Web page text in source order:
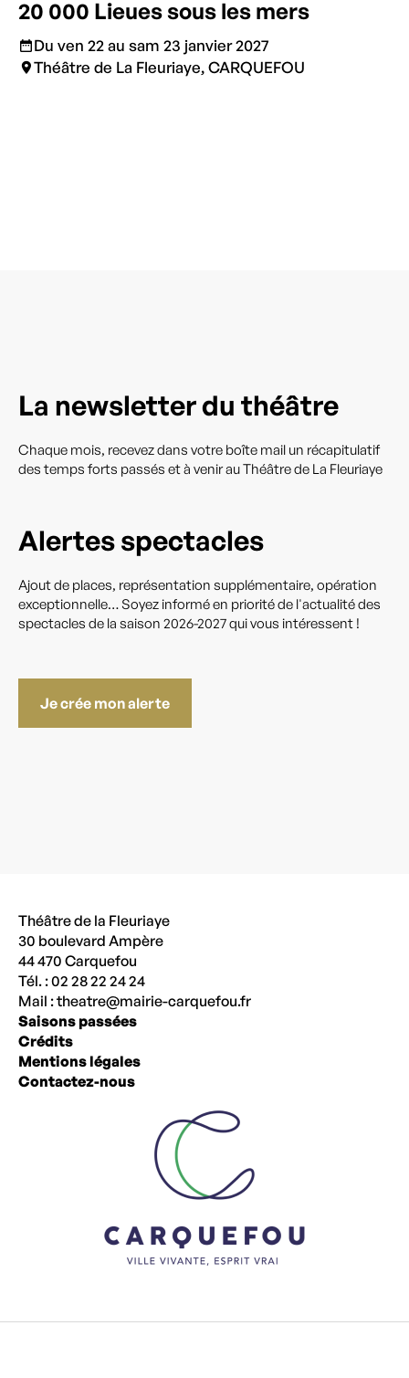
20 000 Lieues sous les mers
Du ven 22 au sam 23 janvier 2027
Théâtre de La Fleuriaye, CARQUEFOU
La newsletter du théâtre
Chaque mois, recevez dans votre boîte mail un récapitulatif
des temps forts passés et à venir au Théâtre de La Fleuriaye
Alertes spectacles
Ajout de places, représentation supplémentaire, opération
exceptionnelle… Soyez informé en priorité de l'actualité des
spectacles de la saison 2026-2027 qui vous intéressent !
Je crée mon alerte
Théâtre de la Fleuriaye
30 boulevard Ampère
44 470 Carquefou
Tél. : 02 28 22 24 24
Mail :theatre@mairie-carquefou.fr
Saisons passées
Crédits
Mentions légales
Contactez-nous